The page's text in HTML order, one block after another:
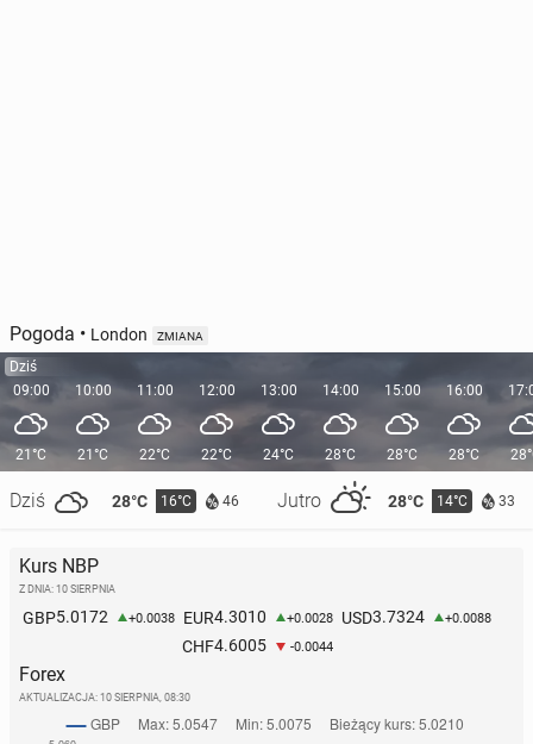
Pogoda • London ZMIANA
Dziś
09:00
21°C
Dziś 28°C 16°C 46 Jutro 28°C 14°C 33
10:00
21°C
11:00
22°C
12:00
22°C
13:00
24°C
14:00
28°C
15:00
28°C
16:00
28°C
Kurs NBP
Z DNIA: 10 SIERPNIA
GBP5.0172 +0.0038 EUR4.3010 +0.0028 USD3.7324 +0.0088
CHF4.6005 -0.0044
Forex
AKTUALIZACJA: 10 SIERPNIA, 08:30